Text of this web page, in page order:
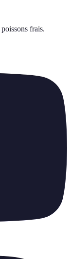
poissons frais.